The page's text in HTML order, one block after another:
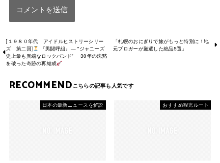
[１９８０年代 アイドルヒストリーシリー
ズ 第二回]
『男闘呼組』— "ジャニーズ
史上最も異端なロックバンド" 30年の沈黙
を破った奇跡の再結成
「札幌のおにぎりで旅がもっと特別に！地
元ブロガーが厳選した絶品5選」
RECOMMEND
日本の最新ニュースを解説 おすすめ観光ルート